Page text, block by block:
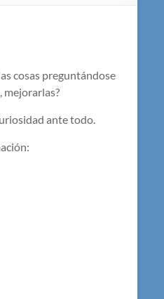
cosas preguntándose
mejorarlas?
ante todo.